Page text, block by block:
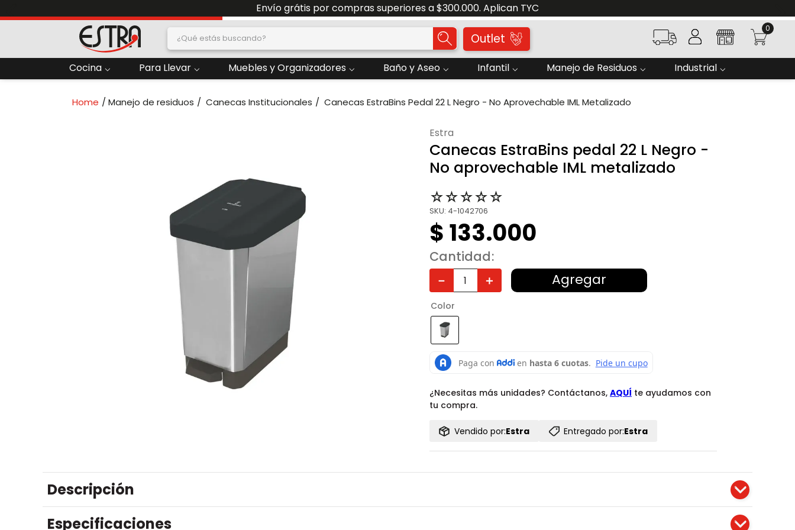
Solicite su Cotización Aquí
¿Qué estás buscando?
Outlet
0
Cocina Para Llevar Muebles y Organizadores Baño y Aseo Infantil Manejo de Residuos Industrial
Manejo de residuos Canecas Institucionales Canecas EstraBins Pedal 22 L Negro - No Aprovechable IML Metalizado
estra
Canecas EstraBins pedal 22 L Negro -
No aprovechable IML metalizado
☆☆☆☆☆
SKU: 4-1042706
$ 133.000
Cantidad
＋
－ Agregar
Color
¿Necesitas más unidades? Contáctanos, AQUÍ te ayudamos con
tu compra.
Vendido por:Estra Entregado por:Estra
Descripción
Especificaciones
Papelera